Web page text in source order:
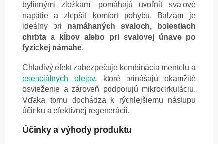
bylinnými zložkami pomáhajú uvoľniť svalové
napätie a zlepšiť komfort pohybu. Balzam je
ideálny pri namáhaných svaloch, bolestiach
chrbta a kĺbov alebo pri svalovej únave po
fyzickej námahe.
Chladivý efekt zabezpečuje kombinácia mentolu a
esenciálnych olejov, ktoré prinášajú okamžité
osvieženie a zároveň podporujú mikrocirkuláciu.
Vďaka tomu dochádza k rýchlejšiemu nástupu
účinku a efektívnej regenerácii.
Účinky a výhody produktu